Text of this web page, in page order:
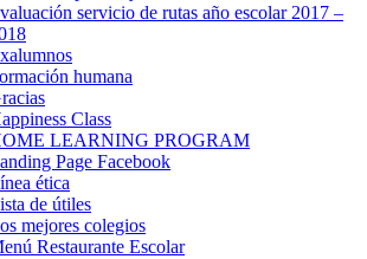
servicio de rutas año escolar 2017 –
humana
Class
LEARNING PROGRAM
Page Facebook
ética
de útiles
mejores colegios
Restaurante Escolar